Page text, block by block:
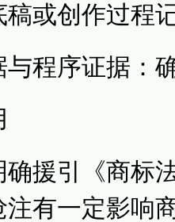
或创作过程
与程序证据：
援引《商标
有一定影响